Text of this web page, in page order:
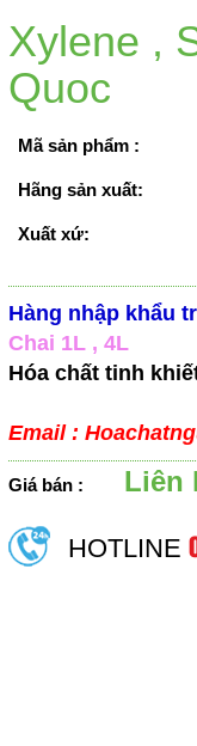
Xylene ,
Quoc
Mã sản phẩm :
Hãng sản xuất:
Xuất xứ:
Hàng nhập khẩu
Chai 1L , 4L
Hóa chất tinh
Email :
Giá bán : Liên
HOTLINE